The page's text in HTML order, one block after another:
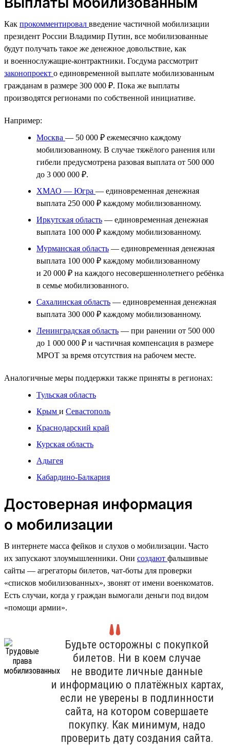
Как прокомментировал введение частичной мобилизации
президент России Владимир Путин, все мобилизованные
будут получать такое же денежное довольствие, как
и военнослужащие-контрактники. Госдума рассмотрит
законопроект о единовременной выплате мобилизованным
гражданам в размере 300 000 ₽. Пока же выплаты
производятся регионами по собственной инициативе.
Например:
Москва — 50 000 ₽ ежемесячно каждому
мобилизованному. В случае тяжёлого ранения или
гибели предусмотрена разовая выплата от 500 000
до 3 000 000 ₽.
ХМАО — Югра — единовременная денежная
выплата 250 000 ₽ каждому мобилизованному.
Иркутская область — единовременная денежная
выплата 100 000 ₽ каждому мобилизованному.
Мурманская область — единовременная денежная
выплата 100 000 ₽ каждому мобилизованному
и 20 000 ₽ на каждого несовершеннолетнего ребёнка
в семье мобилизованного.
Сахалинская область — единовременная денежная
выплата 300 000 ₽ каждому мобилизованному.
Ленинградская область — при ранении от 500 000
до 1 000 000 ₽ и частичная компенсация в размере
МРОТ за время отсутствия на рабочем месте.
Аналогичные меры поддержки также приняты в регионах:
Тульская область
Крым и Севастополь
Краснодарский край
Курская область
Адыгея
Кабардино-Балкария
Достоверная информация
о мобилизации
В интернете масса фейков и слухов о мобилизации. Часто
их запускают злоумышленники. Они создают фальшивые
сайты — агрегаторы билетов, чат-боты для проверки
«списков мобилизованных», звонят от имени военкоматов.
Есть случаи, когда у граждан вымогали деньги под видом
«помощи армии».
Будьте осторожны с покупкой
билетов. Ни в коем случае
не вводите личные данные
и информацию о платёжных картах,
если не уверены в подлинности
сайта, на котором совершаете
покупку. Как минимум, надо
проверить дату создания сайта.